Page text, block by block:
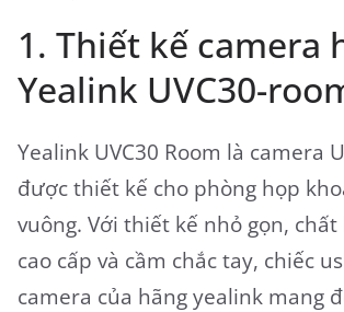
1. Thiết kế camera
Yealink UVC30-
Yealink UVC30 Room là camera
được thiết kế cho phòng họp
vuông. Với thiết kế nhỏ gọn,
cao cấp và cầm chắc tay, chiếc
camera của hãng yealink mang